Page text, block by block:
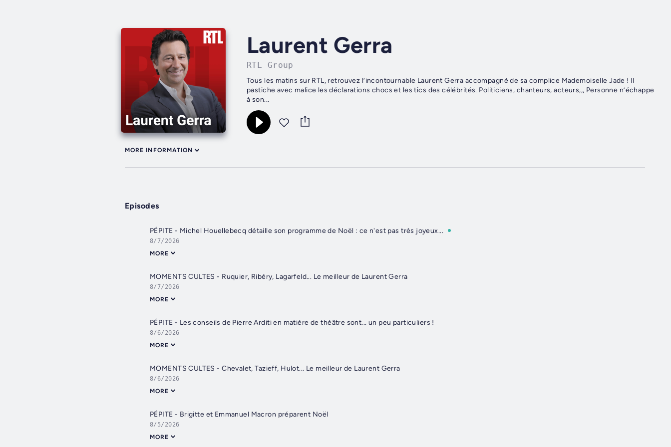
Laurent Gerra
RTL Group
Tous les matins sur RTL, retrouvez l’incontournable Laurent Gerra accompagné de sa complice Mademoiselle Jade ! Il
pastiche avec malice les déclarations chocs et les tics des célébrités. Politiciens, chanteurs, acteurs,,, Personne n’échappe
à son...
MORE INFORMATION
Episodes
PÉPITE - Michel Houellebecq détaille son programme de Noël : ce n'est pas très joyeux...
8/7/2026
MORE
MOMENTS CULTES - Ruquier, Ribéry, Lagarfeld... Le meilleur de Laurent Gerra
8/7/2026
MORE
PÉPITE - Les conseils de Pierre Arditi en matière de théâtre sont... un peu particuliers !
8/6/2026
MORE
MOMENTS CULTES - Chevalet, Tazieff, Hulot... Le meilleur de Laurent Gerra
8/6/2026
MORE
PÉPITE - Brigitte et Emmanuel Macron préparent Noël
8/5/2026
MORE